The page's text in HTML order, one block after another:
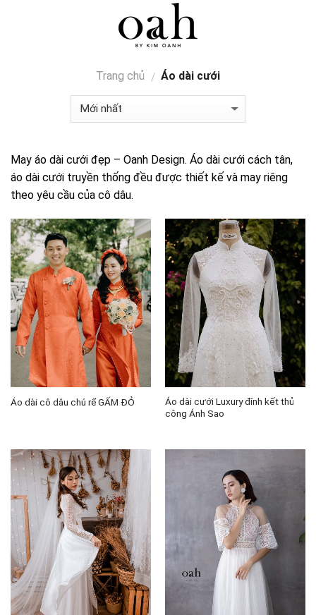
Trang chủ / Áo dài cưới
May áo dài cưới đẹp – Oanh Design. Áo dài cưới cách tân,
áo dài cưới truyền thống đều được thiết kế và may riêng
theo yêu cầu của cô dâu.
Áo dài cô dâu chú rể GẤM ĐỎ
Áo dài cưới Luxury đính kết thủ
công Ánh Sao